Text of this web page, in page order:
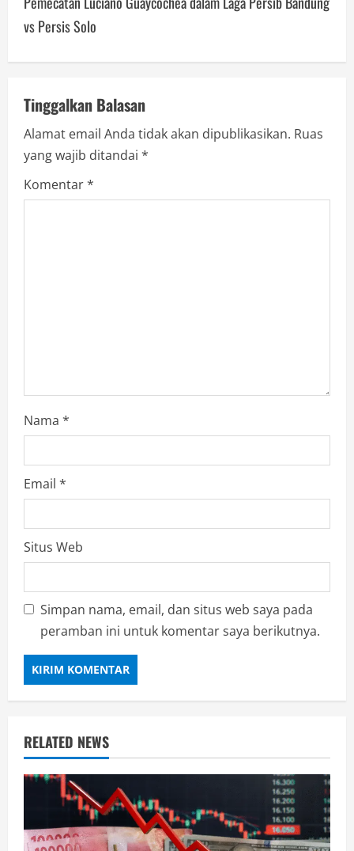
n
a
i
g
a
vs Persis Solo
Tinggalkan Balasan
Alamat email Anda tidak akan dipublikasikan. Ruas
yang wajib ditandai *
Komentar*
Nama *
Email *
Situs Web
Simpan nama, email, dan situs web saya pada
peramban ini untuk komentar saya berikutnya.
RELATED NEWS